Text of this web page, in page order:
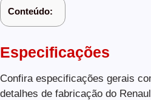
Conteúdo:
Especificações
Confira especificações gerais
detalhes de fabricação do